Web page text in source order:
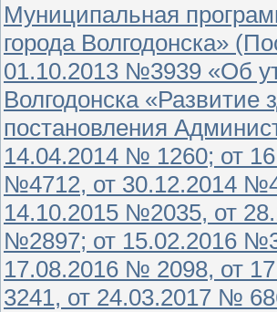
Муниципальная
города Волгодонска»
01.10.2013 №3939 «Об
Волгодонска «Развитие
постановления
14.04.2014 № 1260; от
№4712, от 30.12.2014
14.10.2015 №2035, от
№2897; от 15.02.2016
17.08.2016 № 2098, от
3241, от 24.03.2017 №